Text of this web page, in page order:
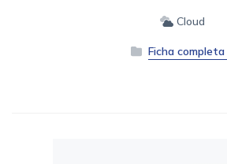
Cloud
Ficha completa